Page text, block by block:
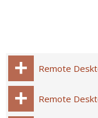
Remote
Remote